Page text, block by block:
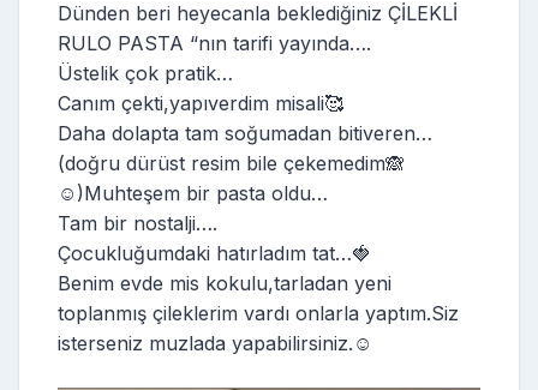
Dünden beri heyecanla beklediğiniz ÇİLEKLİ
RULO PASTA “nın tarifi yayında….
Üstelik çok pratik…
Canım çekti,yapıverdim misali🥰
Daha dolapta tam soğumadan bitiveren…
(doğru dürüst resim bile çekemedim🙈
☺️)Muhteşem bir pasta oldu…
Tam bir nostalji….
Çocukluğumdaki hatırladım tat…🍓
Benim evde mis kokulu,tarladan yeni
toplanmış çileklerim vardı onlarla yaptım.Siz
isterseniz muzlada yapabilirsiniz.☺️